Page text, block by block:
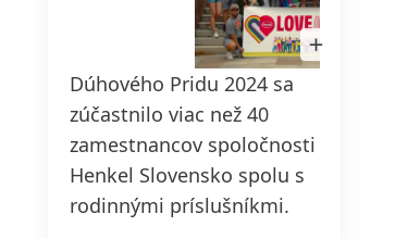
150 rokov spoločnosti Henkel
Už 150 rokov stojíme na čele
pokroku, ktorý dáva zmysel. V
spoločnosti Henkel každá zmena
znamená novú príležitosť, preto
podporujeme inovácie, udržateľnosť
a zodpovednosť, aby sme vybudovali
obrázok
v
Dúhového Pridu 2024 sa
zúčastnilo viac než 40
zamestnancov spoločnosti
Henkel Slovensko spolu s
rodinnými príslušníkmi.